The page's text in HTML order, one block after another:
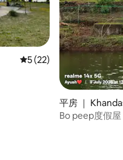
平均评分 5 分（满分 5 分
5 (22)
平房 ｜
Bo peep度假